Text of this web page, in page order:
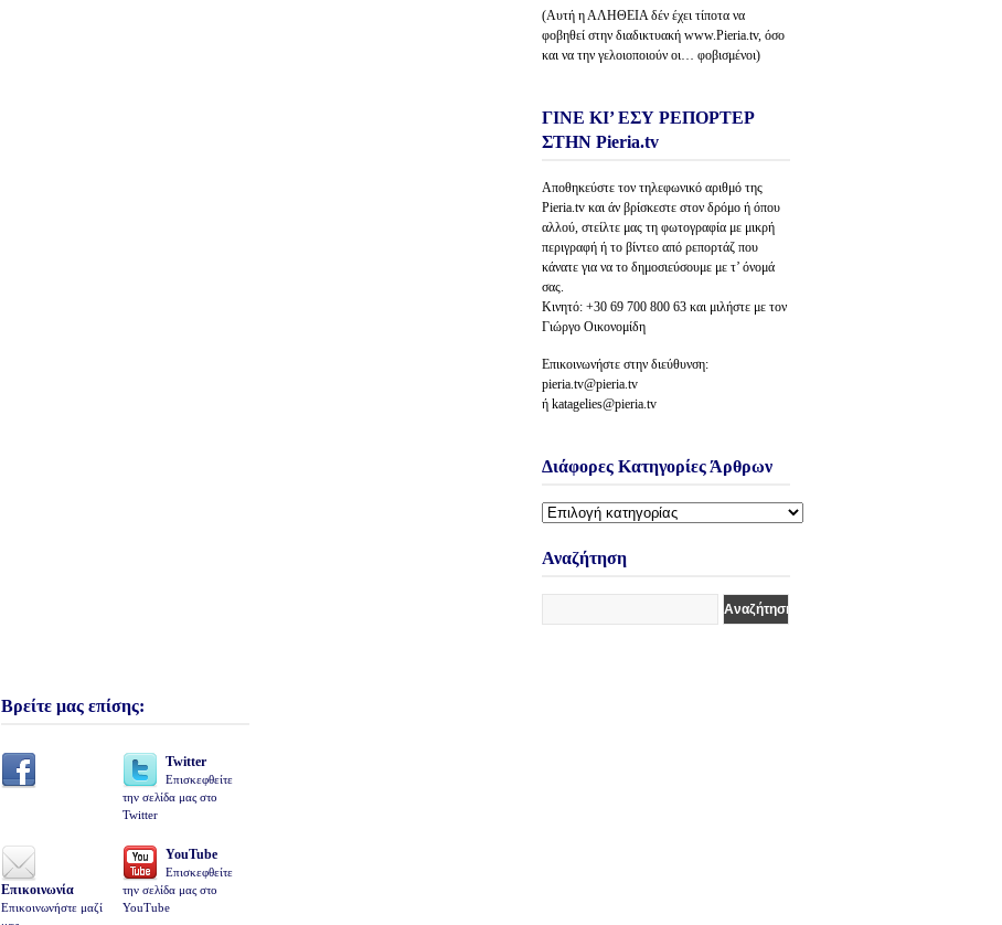
(Αυτή η ΑΛΗΘΕΙΑ δέν έχει τίποτα να
φοβηθεί στην διαδικτυακή www.Pieria.tv, όσο
και να την γελοιοποιούν οι… φοβισμένοι)
ΓΙΝΕ ΚΙ’ ΕΣΥ ΡΕΠΟΡΤΕΡ
ΣΤΗΝ Pieria.tv
Αποθηκεύστε τον τηλεφωνικό αριθμό της
Pieria.tv και άν βρίσκεστε στον δρόμο ή όπου
αλλού, στείλτε μας τη φωτογραφία με μικρή
περιγραφή ή το βίντεο από ρεπορτάζ που
κάνατε για να το δημοσιεύσουμε με τ’ όνομά
σας.
Κινητό: +30 69 700 800 63 και μιλήστε με τον
Γιώργο Οικονομίδη
Επικοινωνήστε στην διεύθυνση:
pieria.tv@pieria.tv
ή katagelies@pieria.tv
Διάφορες Κατηγορίες Άρθρων
Διάφορες
Άρθρων
Αναζήτηση
Βρείτε μας επίσης:
Twitter
Επισκεφθείτε
την σελίδα μας στο
Twitter
Επικοινωνία
Επικοινωνήστε μαζί
YouTube
Επισκεφθείτε
την σελίδα μας στο
YouTube